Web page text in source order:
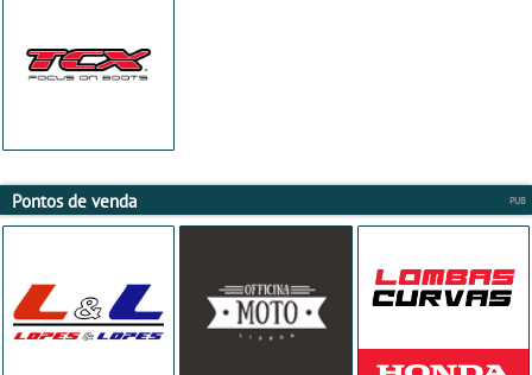
Pontos de venda